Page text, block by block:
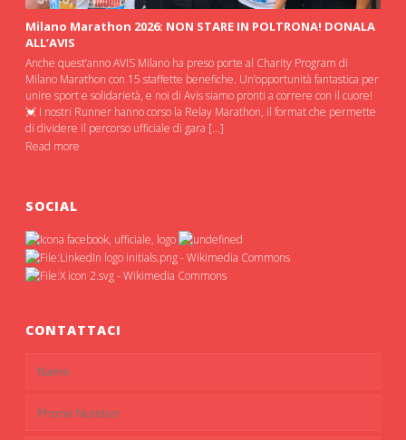
Milano Marathon 2026: NON STARE IN POLTRONA! DONALA
ALL’AVIS
Anche quest’anno AVIS Milano ha preso porte al Charity Program di
Milano Marathon con 15 staffette benefiche. Un’opportunità fantastica per
unire sport e solidarietà, e noi di Avis siamo pronti a correre con il cuore!
💓 I nostri Runner hanno corso la Relay Marathon, il format che permette
di dividere il percorso ufficiale di gara […]
Read more
SOCIAL
CONTATTACI